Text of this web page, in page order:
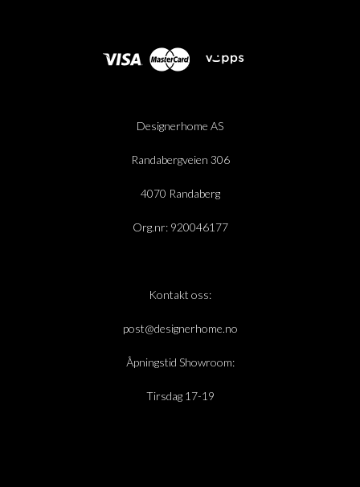
Designerhome AS
Randabergveien 306
4070 Randaberg
Org.nr: 920046177
Kontakt oss:
post@designerhome.no
Åpningstid Showroom:
Tirsdag 17-19